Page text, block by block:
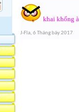
khai khống à
J-Fla, 6 Tháng bảy 2017